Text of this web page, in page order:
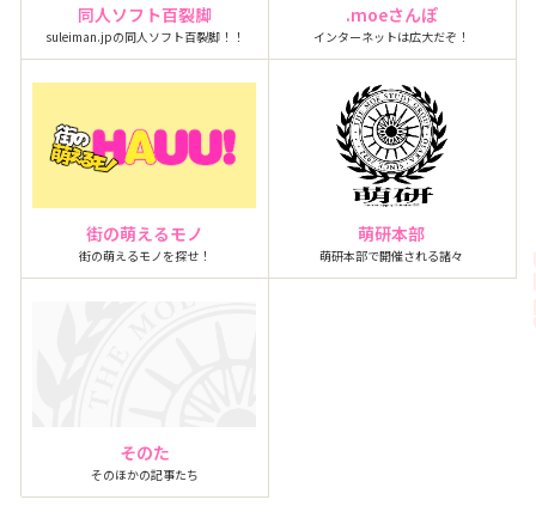
同人ソフト百裂脚
suleiman.jpの同人ソフト百裂脚！！
.moeさんぽ
インターネットは広大だぞ！
街の萌えるモノ
街の萌えるモノを探せ！
萌研本部
萌研本部で開催される諸々
そのた
そのほかの記事たち